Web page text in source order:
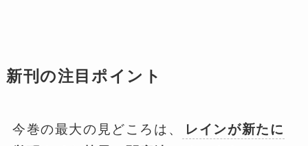
新刊の注目ポイント
今巻の最大の見どころは、
レインが新たに